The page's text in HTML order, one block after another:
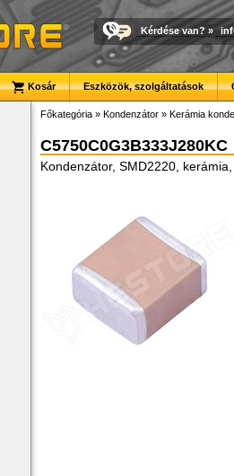
Kérdése van? »
Kosár Eszközök, szolgáltatások
Főkategória » Kondenzátor » Kerámia
C5750C0G3B333J280KC
Kondenzátor, SMD2220,